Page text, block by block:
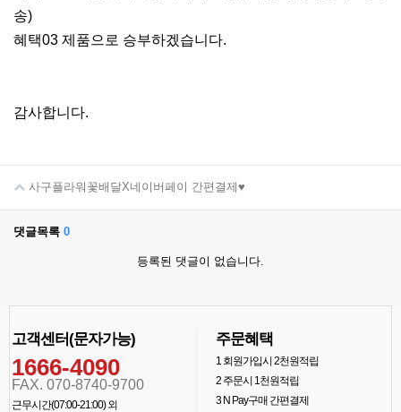
송)
혜택03 제품으로 승부하겠습니다.
감사합니다.
사구플라워꽃배달X네이버페이 간편결제♥
댓글목록 0
등록된 댓글이 없습니다.
고객센터(문자가능)
1666-4090
FAX. 070-8740-9700
근무시간(07:00-21:00) 외
주문혜택
1회원가입시 2천원적립
2주문시 1천원적립
3N Pay구매 간편결제